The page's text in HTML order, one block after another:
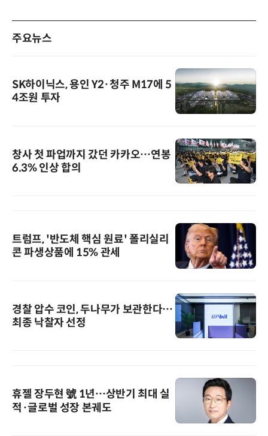
주요뉴스
SK하이닉스, 용인 Y2·청주 M17에 5
4조원 투자
창사 첫 파업까지 갔던 카카오…연봉
6.3% 인상 합의
트럼프, '반도체 핵심 원료' 폴리실리
콘 파생상품에 15% 관세
경찰 압수 코인, 두나무가 보관한다…
최종 낙찰자 선정
휴젤 장두현 號 1년…상반기 최대 실
적·글로벌 성장 본궤도